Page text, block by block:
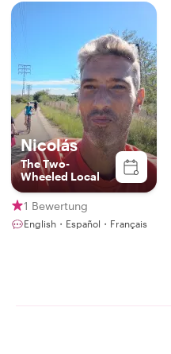
Nicolás
The Two-
Wheeled Local
1 Bewertung
English・Español・Français